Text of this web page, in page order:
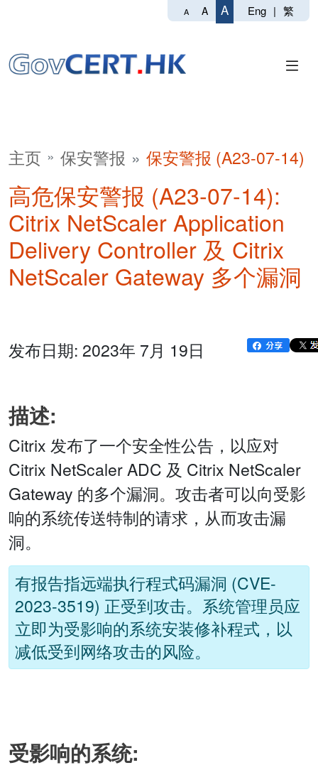
A A A Eng | 繁
主页 保安警报 保安警报 (A23-07-14)
高危保安警报 (A23-07-14):
Citrix NetScaler Application
Delivery Controller 及 Citrix
NetScaler Gateway 多个漏洞
发布日期: 2023年 7月 19日
描述:
Citrix 发布了一个安全性公告，以应对
Citrix NetScaler ADC 及 Citrix NetScaler
Gateway 的多个漏洞。攻击者可以向受影
响的系统传送特制的请求，从而攻击漏
洞。
有报告指远端执行程式码漏洞 (CVE-
2023-3519) 正受到攻击。系统管理员应
立即为受影响的系统安装修补程式，以
减低受到网络攻击的风险。
受影响的系统: